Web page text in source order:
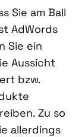
Sie am Ball
AdWords
Sie ein
Aus­sicht
bzw.
Zu so
aller­dings